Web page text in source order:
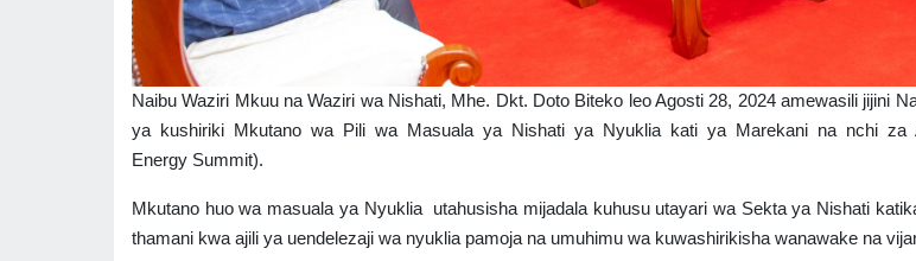
Naibu Waziri Mkuu na Waziri wa Nishati, Mhe. Dkt. Doto Biteko leo Agosti 28, 2024 amewasili jijini
ya kushiriki Mkutano wa Pili wa Masuala ya Nishati ya Nyuklia kati ya Marekani na nchi za
Energy Summit).
Mkutano huo wa masuala ya Nyuklia utahusisha mijadala kuhusu utayari wa Sekta ya Nishati
thamani kwa ajili ya uendelezaji wa nyuklia pamoja na umuhimu wa kuwashirikisha wanawake na